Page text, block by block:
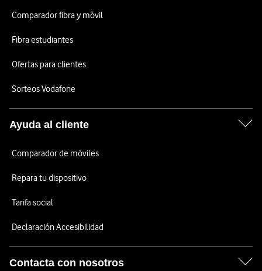
Comparador fibra y móvil
Fibra estudiantes
Ofertas para clientes
Sorteos Vodafone
Ayuda al cliente
Comparador de móviles
Repara tu dispositivo
Tarifa social
Declaración Accesibilidad
Contacta con nosotros